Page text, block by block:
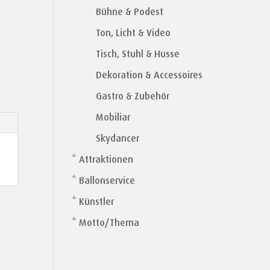
Bühne & Podest
Ton, Licht & Video
Tisch, Stuhl & Husse
Dekoration & Accessoires
Gastro & Zubehör
Mobiliar
Skydancer
* Attraktionen
* Ballonservice
* Künstler
* Motto/Thema